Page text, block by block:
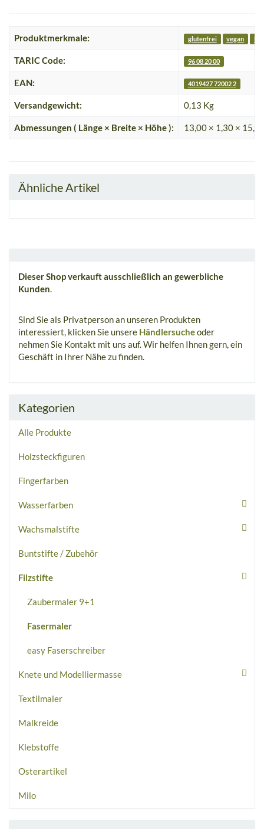
Produktmerkmale: glutenfrei vegan
TARIC Code: 96 08 20 00
EAN: 4019427 72002 2
Versandgewicht: 0,13 Kg
Abmessungen ( Länge × Breite × Höhe ): 13,00 × 1,30 ×
Ähnliche Artikel
Dieser Shop verkauft ausschließlich an gewerbliche
Kunden.
Sind Sie als Privatperson an unseren Produkten
interessiert, klicken Sie unsere Händlersucheoder
nehmen Sie Kontakt mit uns auf. Wir helfen Ihnen gern, ein
Geschäft in Ihrer Nähe zu finden.
Kategorien
Alle Produkte
Holzsteckfiguren
Fingerfarben
Wasserfarben
Wachsmalstifte
Buntstifte / Zubehör
Filzstifte
Zaubermaler 9+1
Fasermaler
easy Faserschreiber
Knete und Modelliermasse
Textilmaler
Malkreide
Klebstoffe
Osterartikel
Milo